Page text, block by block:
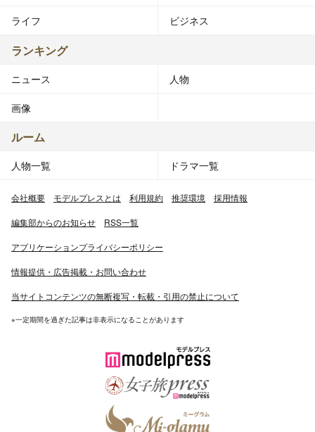
ライフ ビジネス
ランキング
ニュース 人物
画像
ルーム
人物一覧 ドラマ一覧
会社概要 モデルプレスとは 利用規約 推奨環境 採用情報
編集部からのお知らせ RSS一覧
アプリケーションプライバシーポリシー
情報提供・広告掲載・お問い合わせ
当サイトコンテンツの無断複写・転載・引用の禁止について
※一定期間を過ぎた記事は非表示になることがあります